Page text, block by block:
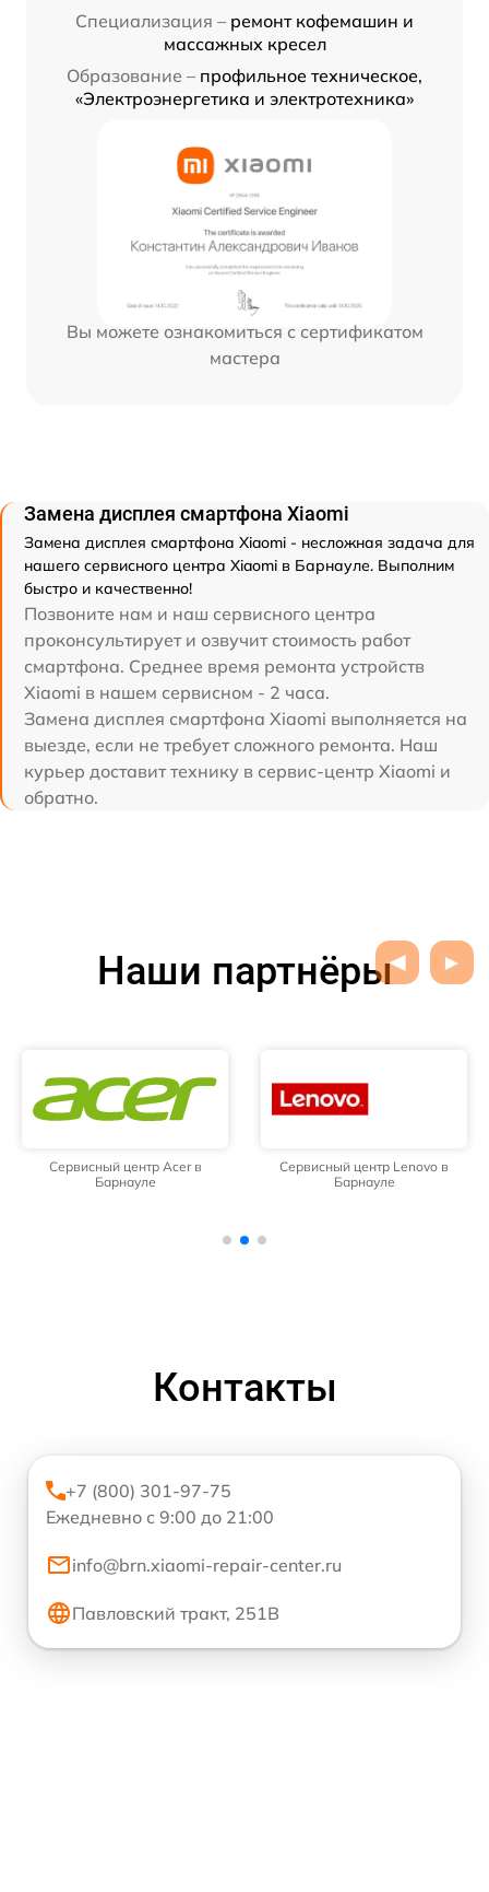
Специализация – ремонт кофемашин и
массажных кресел
Образование – профильное техническое,
«Электроэнергетика и электротехника»
Вы можете ознакомиться с сертификатом
мастера
Замена дисплея смартфона Xiaomi
Замена дисплея смартфона Xiaomi - несложная задача для
нашего сервисного центра Xiaomi в Барнауле. Выполним
быстро и качественно!
Позвоните нам и наш сервисного центра
проконсультирует и озвучит стоимость работ
смартфона. Среднее время ремонта устройств
Xiaomi в нашем сервисном - 2 часа.
Замена дисплея смартфона Xiaomi выполняется на
выезде, если не требует сложного ремонта. Наш
курьер доставит технику в сервис-центр Xiaomi и
обратно.
Наши партнёры
Сервисный центр Acer в
Барнауле
Сервисный центр Lenovo в
Барнауле
Контакты
+7 (800) 301-97-75
Ежедневно с 9:00 до 21:00
info@brn.xiaomi-repair-center.ru
Павловский тракт, 251В